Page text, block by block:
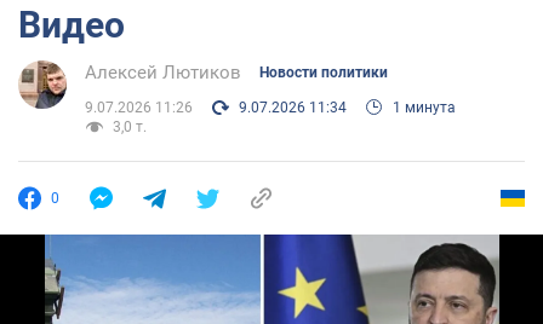
Видео
Алексей Лютиков Новости политики
9.07.2026 11:26 9.07.2026 11:34
1 минута
3,0 т.
0